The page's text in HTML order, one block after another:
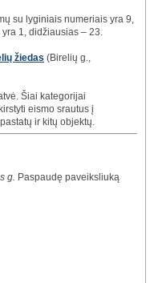
su lyginiais numeriais yra 9,
1, didžiausias – 23.
žiedas (Birelių g.,
Šiai kategorijai
eismo srautus į
ir kitų objektų.
g. Paspaudę paveiksliuką